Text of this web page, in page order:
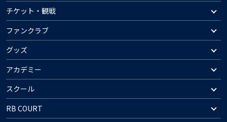
チケット・観戦
ファンクラブ
グッズ
アカデミー
スクール
RB COURT